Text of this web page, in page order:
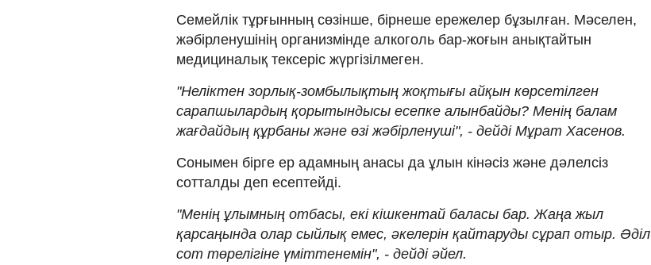
Семейлік тұрғынның сөзінше, бірнеше ережелер бұзылған. Мәселен,
жәбірленушінің организмінде алкоголь бар-жоғын анықтайтын
медициналық тексеріс жүргізілмеген.
"Неліктен зорлық-зомбылықтың жоқтығы айқын көрсетілген
сарапшылардың қорытындысы есепке алынбайды? Менің балам
жағдайдың құрбаны және өзі жәбірленуші", - дейді Мұрат Хасенов.
Сонымен бірге ер адамның анасы да ұлын кінәсіз және дәлелсіз
сотталды деп есептейді.
"Менің ұлымның отбасы, екі кішкентай баласы бар. Жаңа жыл
қарсаңында олар сыйлық емес, әкелерін қайтаруды сұрап отыр. Әділ
сот төрелігіне үміттенемін", - дейді әйел.